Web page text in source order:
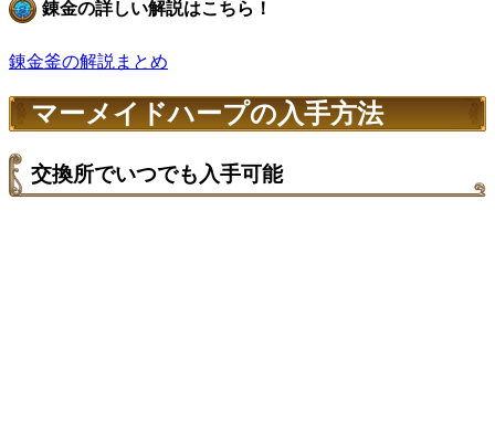
錬金の詳しい解説はこちら！
錬金釜の解説まとめ
マーメイドハープの入手方法
交換所でいつでも入手可能